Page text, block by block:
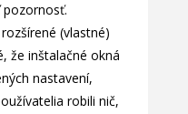
(vlastné)
že inštalačné okná
nastavení,
robili nič,